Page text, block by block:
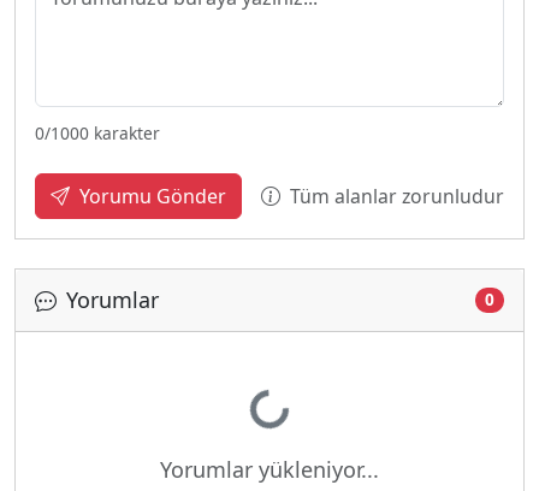
0/1000 karakter
Yorumu Gönder Tüm alanlar zorunludur
Yorumlar 0
Yükleniyor...
Yorumlar yükleniyor...